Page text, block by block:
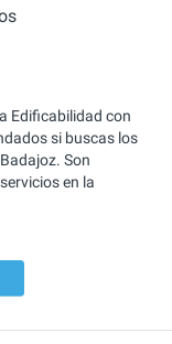
Edificabilidad con
si buscas los
Son
en la